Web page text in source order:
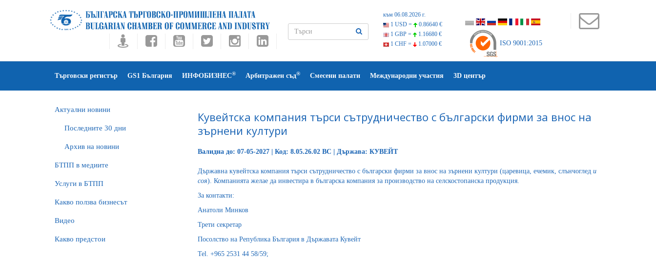
към 06.08.2026 г.
1 USD =
0.86640 €
1 GBP =
1.16680 €
1 CHF =
1.07000 € ISO 9001:2015
Търговски регистър GS1 България ИНФОБИЗНЕС® Арбитражен съд® Смесени палати Международни участия 3D център
Актуални новини
Последните 30 дни
Архив на новини
БTПП в медиите
Услуги в БТПП
Какво ползва бизнесът
Видео
Какво предстои
Кувейтска компания търси сътрудничество с български фирми за внос на
зърнени култури
Валидна до: 07-05-2027 | Код: 8.05.26.02 BC | Държава: КУВЕЙТ
Държавна кувейтска компания търси сътрудничество с български фирми за внос на зърнени култури (царевица, ечемик, слънчоглед и
соя). Компанията желае да инвестира в българска компания за производство на селскостопанска продукция.
За контакти:
Анатоли Минков
Трети секретар
Посолство на Република България в Държавата Кувейт
Tel. +965 2531 44 58/59;